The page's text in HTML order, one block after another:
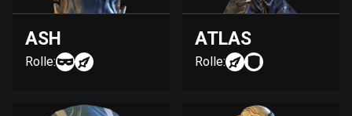
ASH
Rolle:
ATLAS
Rolle: